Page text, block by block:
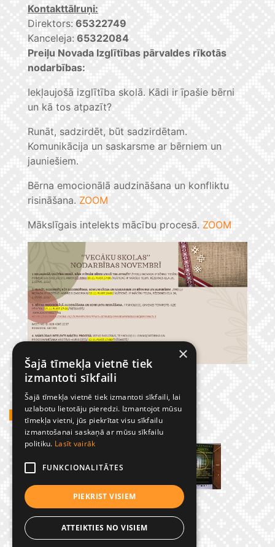
Kontakttālruņi:
Direktors: 65322749
Kanceleja: 65322084
Preiļu Novada Izglītības pārvaldes rīkotās
nodarbības:
Iekļaujošā izglītība skolā. Kādi ir īpašie bērni
un kā tos atpazīt?
Runāt, sadzirdēt, būt sadzirdētam.
Komunikācija un saskarsme ar bērniem un
jauniešiem.
Bērna emocionālā audzināšana un konfliktu
risināšana. ZOOM
Mākslīgais intelekts mācību procesā. ZOOM
GADĪJUMBILDES
×
Šajā tīmekļa vietnē tiek
izmantoti sīkfaili
Šajā tīmekļa vietnē tiek izmantoti sīkfaili, lai
uzlabotu lietotāju pieredzi. Izmantojot mūsu
tīmekļa vietni, jūs piekrītat visu sīkfailu
izmantošanai saskaņā ar mūsu sīkfailu
politiku. Lasīt vairāk
FUNKCIONALITĀTES
PIEKRIST VISIEM
ATTEIKTIES NO VISIEM